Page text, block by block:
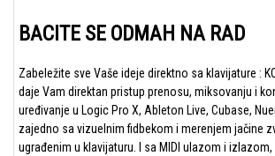
BACITE SE ODMAH NA RAD
Zabeležite sve Vaše ideje direktno sa klavijature :
daje Vam direktan pristup prenosu, miksovanju i
uređivanje u Logic Pro X, Ableton Live, Cubase,
zajedno sa vizuelnim fidbekom i merenjem jačine
ugrađenim u klavijaturu. I sa MIDI ulazom i